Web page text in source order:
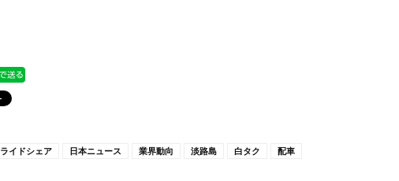
ライドシェア 日本ニュース 業界動向 淡路島 白タク 配車